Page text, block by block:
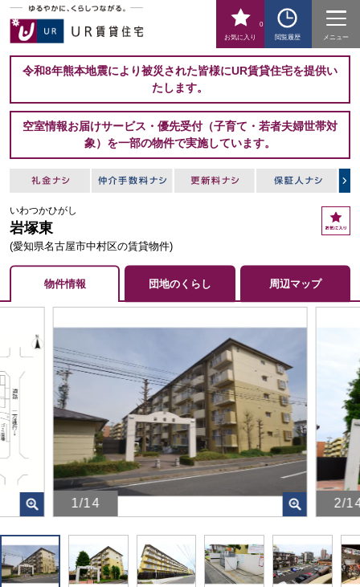
お気に入り
0
閲覧履歴
メニュー
令和8年熊本地震により被災された皆様にUR賃貸住宅を提供い
たします。
空室情報お届けサービス・優先受付（子育て・若者夫婦世帯対
象）を一部の物件で実施しています。
いわつかひがし
岩塚東
(愛知県名古屋市中村区の賃貸物件)
お
気
物件情報 団地のくらし 周辺マップ
1/14
画
像
を
ク
2/
画
像
を
ク